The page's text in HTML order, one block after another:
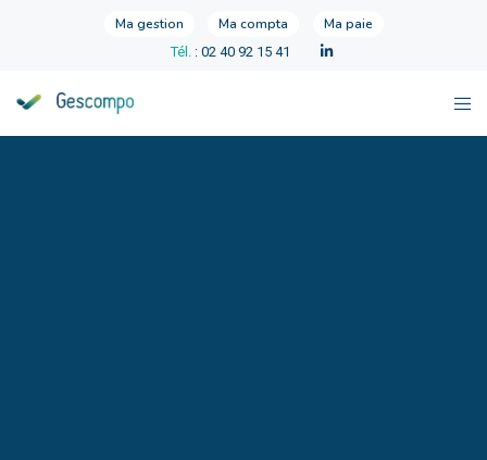
Ma gestion Ma compta Ma paie
Tél. : 02 40 92 15 41